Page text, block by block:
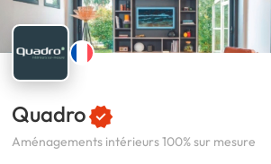
Quadro
Aménagements intérieurs 100% sur mesure